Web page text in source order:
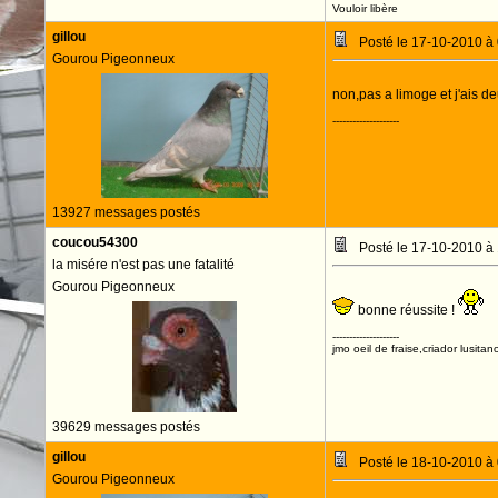
Vouloir libère
gillou
Gourou Pigeonneux
13927 messages postés
Posté le 17-10-2010
non,pas a limoge et j'ais
--------------------
coucou54300
la misére n'est pas une fatalité
Gourou Pigeonneux
39629 messages postés
Posté le 17-10-2010
bonne réussite !
--------------------
jmo oeil de fraise,criador
gillou
Gourou Pigeonneux
Posté le 18-10-2010